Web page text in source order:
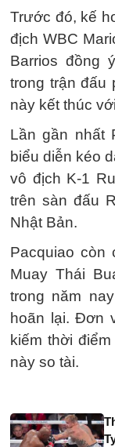
Trước đó, kế
địch WBC
Barrios đồng
trong trận đấu
này kết thúc
Lần gần nhất
biểu diễn kéo
vô địch K-1
trên sàn đấu
Nhật Bản.
Pacquiao còn
Muay Thái
trong năm
hoãn lại. Đơn
kiếm thời
này so tài.